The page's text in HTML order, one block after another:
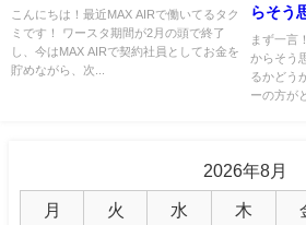
こんにちは！最近MAX AIRで働いてるタク
ミです！ ワースタ期間が2月の頭で終了
し、今はMAX AIRで契約社員としてお金を
貯めながら、次...
らそう
まず一言
からそう
るかどう
ーの方が
2026年8月
月 火 水 木